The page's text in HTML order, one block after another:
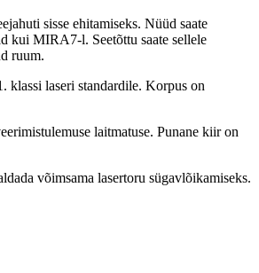
sisse ehitamiseks. Nüüd saate
kui MIRA7-l. Seetõttu saate sellele
ruum.
klassi laseri standardile. Korpus on
laitmatuse. Punane kiir on
võimsama lasertoru sügavlõikamiseks.